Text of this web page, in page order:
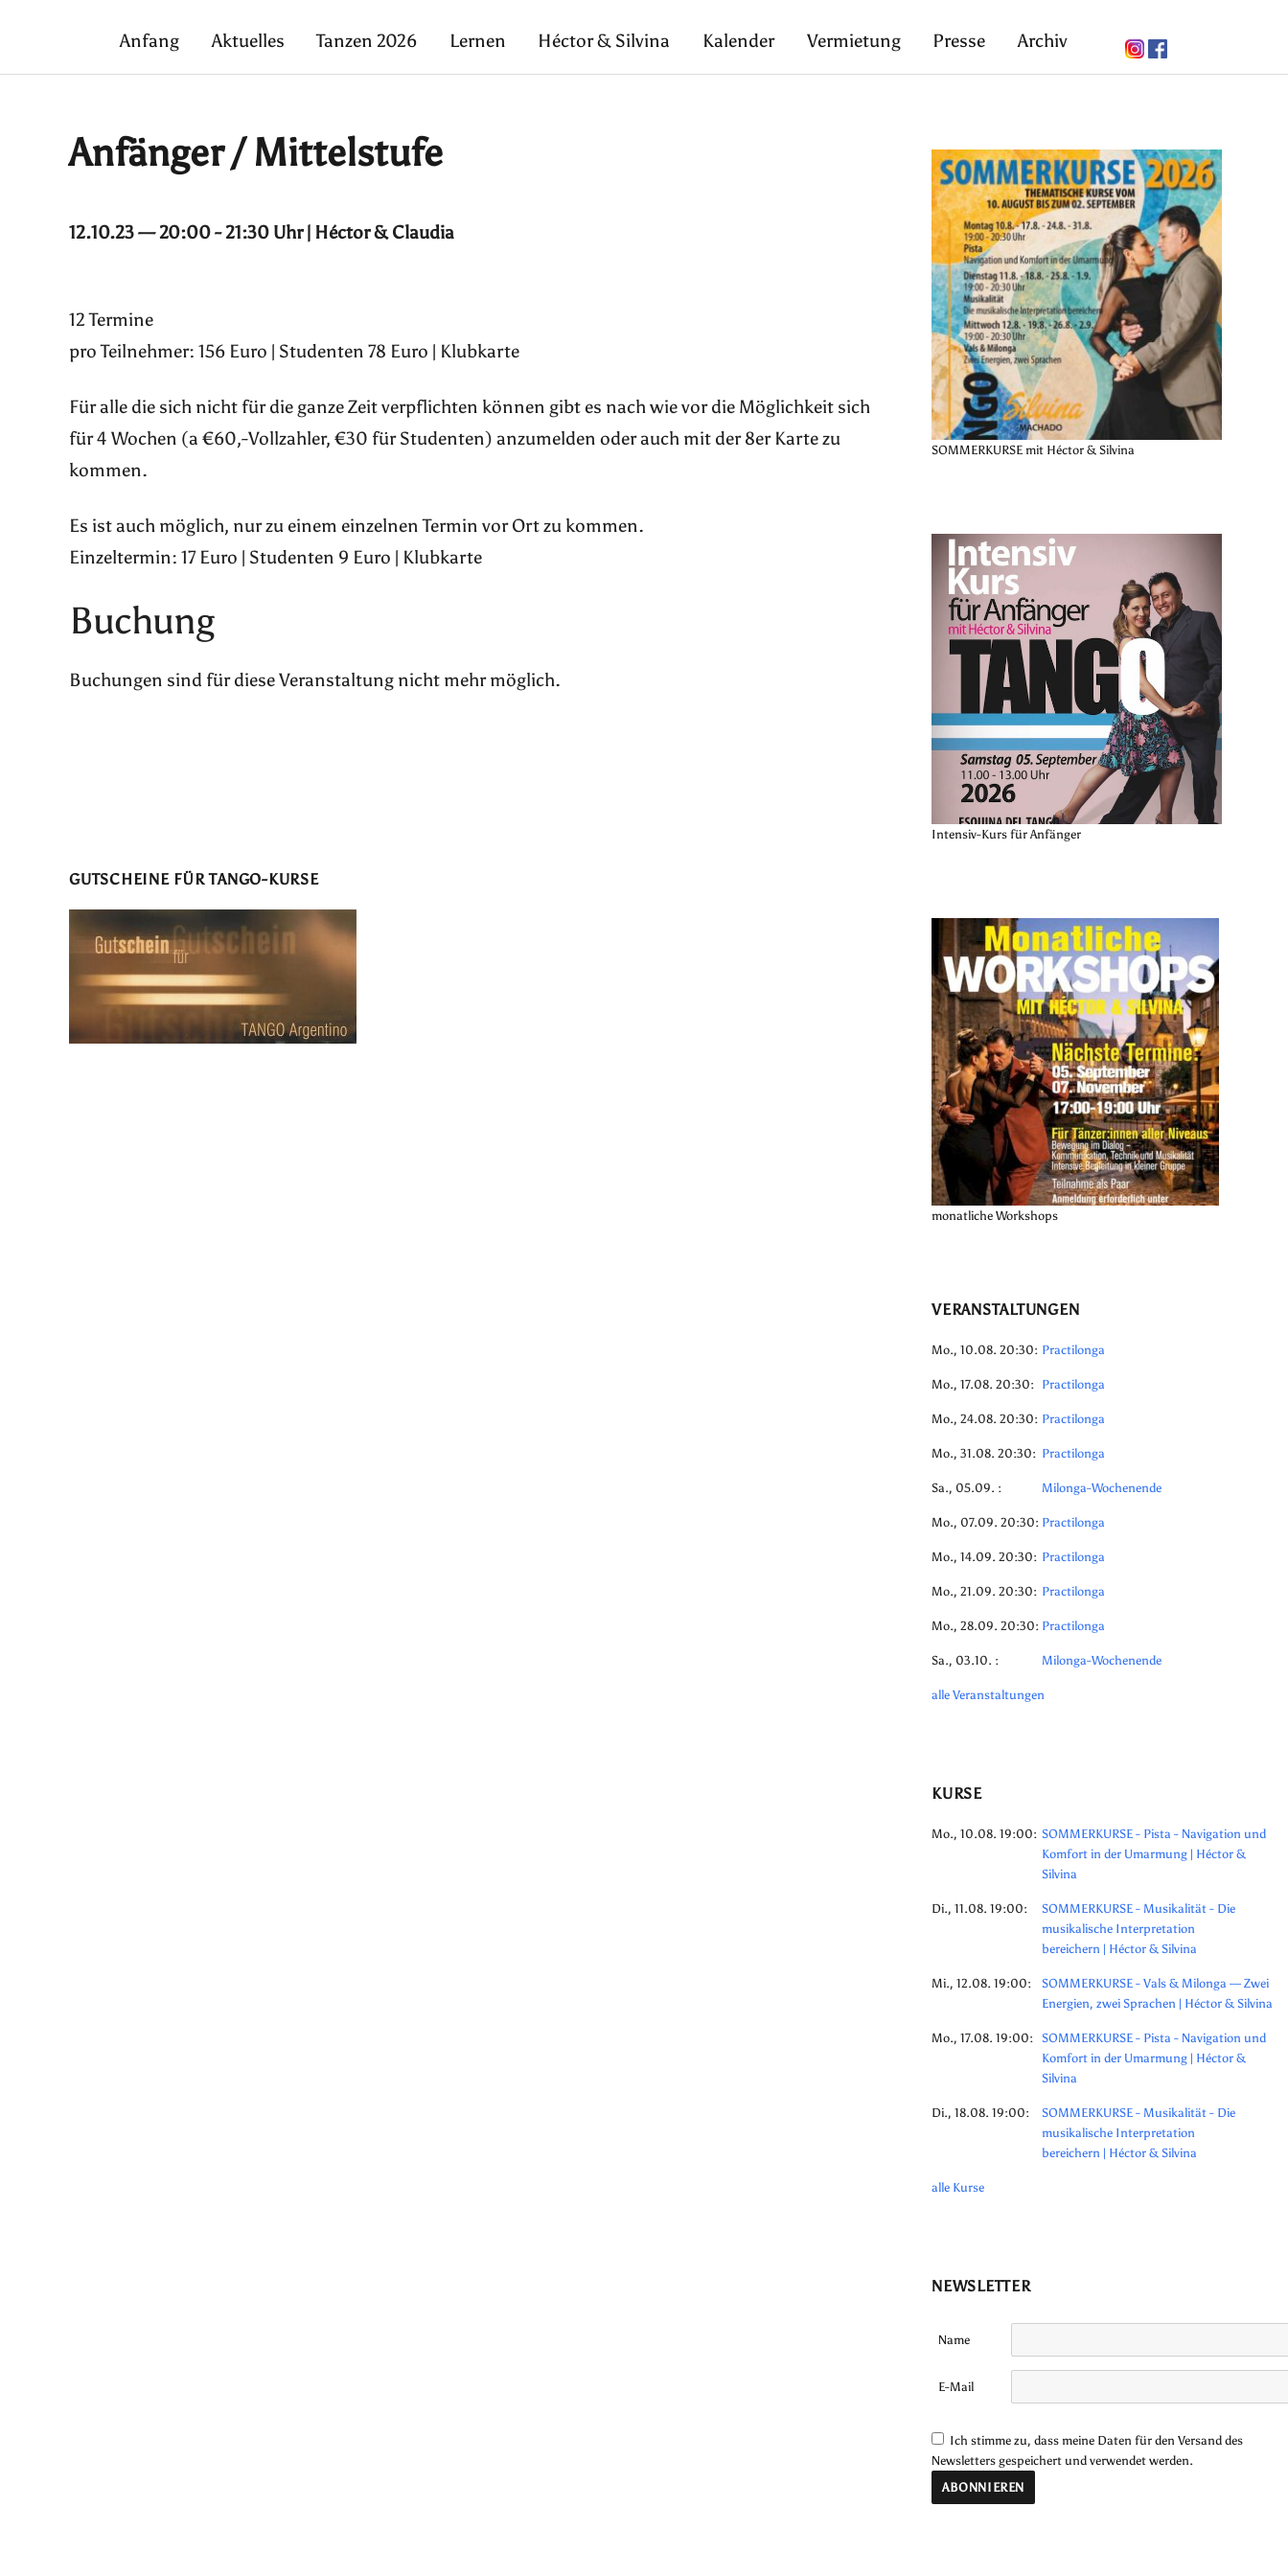
Anfang Aktuelles Tanzen 2026 Lernen Héctor & Silvina Kalender Vermietung Presse Archiv
Anfänger / Mittelstufe
12.10.23 — 20:00 - 21:30 Uhr | Héctor & Claudia
12 Termine
pro Teilnehmer: 156 Euro | Studenten 78 Euro | Klubkarte
Für alle die sich nicht für die ganze Zeit verpflichten können gibt es nach wie vor die Möglichkeit sich
für 4 Wochen (a €60,-Vollzahler, €30 für Studenten) anzumelden oder auch mit der 8er Karte zu
kommen.
Es ist auch möglich, nur zu einem einzelnen Termin vor Ort zu kommen.
Einzeltermin: 17 Euro | Studenten 9 Euro | Klubkarte
Buchung
Buchungen sind für diese Veranstaltung nicht mehr möglich.
GUTSCHEINE FÜR TANGO-KURSE
SOMMERKURSE mit Héctor & Silvina
Intensiv-Kurs für Anfänger
monatliche Workshops
VERANSTALTUNGEN
Mo., 10.08. 20:30: Practilonga
Mo., 17.08. 20:30: Practilonga
Mo., 24.08. 20:30: Practilonga
Mo., 31.08. 20:30: Practilonga
Sa., 05.09. : Milonga-Wochenende
Mo., 07.09. 20:30: Practilonga
Mo., 14.09. 20:30: Practilonga
Mo., 21.09. 20:30: Practilonga
Mo., 28.09. 20:30: Practilonga
Sa., 03.10. : Milonga-Wochenende
alle Veranstaltungen
KURSE
Mo., 10.08. 19:00: SOMMERKURSE - Pista - Navigation und
Komfort in der Umarmung | Héctor &
Silvina
Di., 11.08. 19:00:
SOMMERKURSE - Musikalität - Die
musikalische Interpretation
bereichern | Héctor & Silvina
Mi., 12.08. 19:00:
SOMMERKURSE - Vals & Milonga — Zwei
Energien, zwei Sprachen | Héctor & Silvina
Mo., 17.08. 19:00: SOMMERKURSE - Pista - Navigation und
Komfort in der Umarmung | Héctor &
Silvina
Di., 18.08. 19:00:
SOMMERKURSE - Musikalität - Die
musikalische Interpretation
bereichern | Héctor & Silvina
alle Kurse
NEWSLETTER
Name
E-Mail
Ich stimme zu, dass meine Daten für den Versand des
Newsletters gespeichert und verwendet werden.